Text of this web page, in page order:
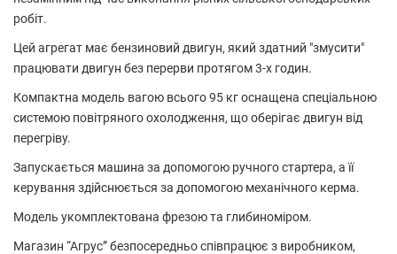
робіт.
Цей агрегат має бензиновий двигун, який здатний "змусити"
працювати двигун без перерви протягом 3-х годин.
Компактна модель вагою всього 95 кг оснащена спеціальною
системою повітряного охолодження, що оберігає двигун від
перегріву.
Запускається машина за допомогою ручного стартера, а її
керування здійснюється за допомогою механічного керма.
Модель укомплектована фрезою та глибиноміром.
Магазин “Агрус” безпосередньо співпрацює з виробником,